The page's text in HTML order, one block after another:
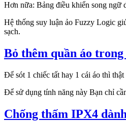
Hơn nữa: Bảng điều khiển song ngữ
Hệ thống suy luận ảo Fuzzy Logic
sạch.
Bỏ thêm quần áo
Để sót 1 chiếc tất hay 1 cái áo thì
Để sử dụng tính năng này Bạn chỉ
Chống thấm IPX4